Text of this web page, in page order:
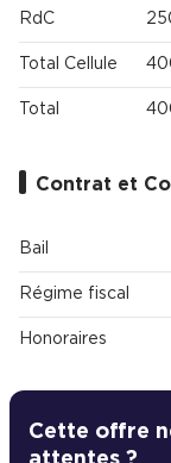
RdC
Total Cellule
Total
Contrat et
Bail
Régime fiscal
Honoraires
Cette offre